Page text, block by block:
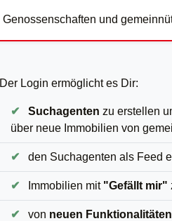
Genossenschaften und
Der Login ermöglicht es Dir:
✔ Suchagenten zu erstellen
über neue Immobilien von
✔ den Suchagenten als Feed
✔ Immobilien mit "Gefällt mir"
✔ von neuen Funktionalitäten